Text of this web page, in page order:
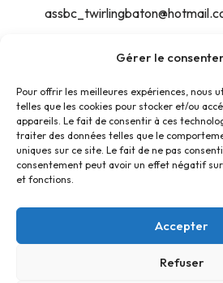
Gérer le
Pour offrir les meilleures expériences, nous
telles que les cookies pour stocker et/ou
appareils. Le fait de consentir à ces
traiter des données telles que le
uniques sur ce site. Le fait de ne pas
consentement peut avoir un effet négatif
et fonctions.
Accepter
Refuser
Section championnat : 120€
Contact